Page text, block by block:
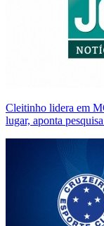
Cleitinho lidera em
lugar, aponta